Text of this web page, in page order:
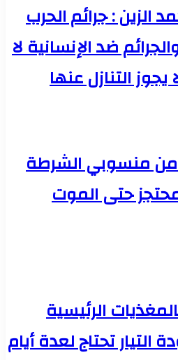
الزين : جرائم الحرب
ضد الإنسانية لا
التنازل عنها
قصاصا لـ6 من منسوبي الشرطة
حتى الموت
الرئيسية
تحتاج لعدة أيام